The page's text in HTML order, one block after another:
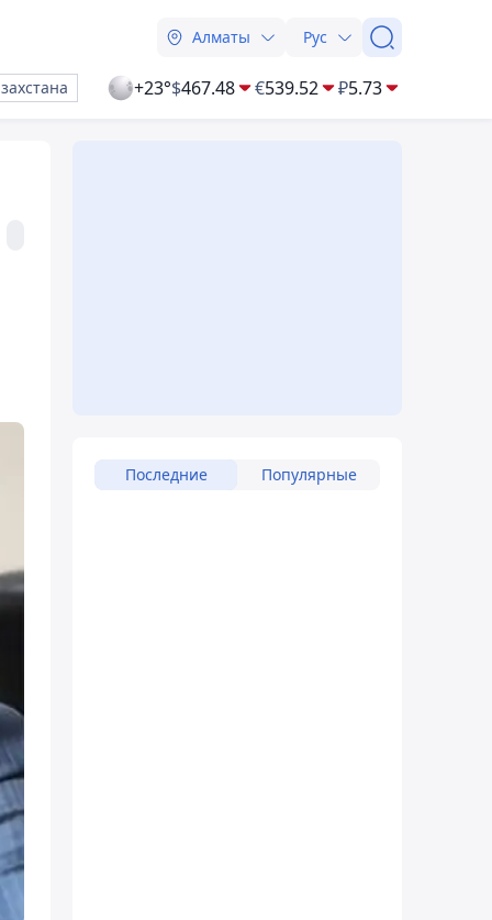
Алматы Рус
+23°$467.48 €539.52 ₽5.73
Последние Популярные